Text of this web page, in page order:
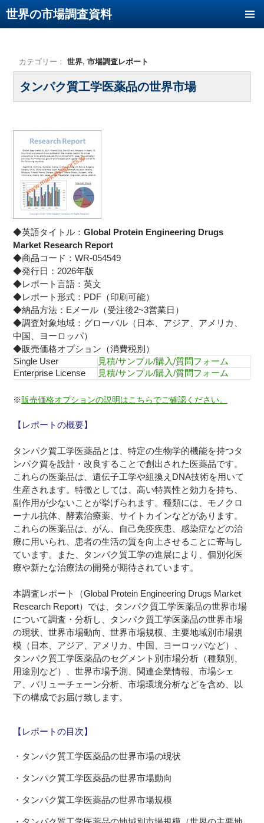
世界の市場調査資料
カテゴリー： 世界, 市場調査レポート
タンパク質工学医薬品の世界市場
◆英語タイトル： Global Protein Engineering Drugs
Market Research Report
◆商品コード：WR-054549
◆発行日：2026年版
◆レポート言語：英文
◆レポート形式：PDF（印刷可能）
◆納品方法：Eメール（受注後2~3営業日）
◆調査対象地域：グローバル（日本、アジア、アメリカ、
中国、ヨーロッパ）
◆販売価格オプション（消費税別）
Single User
見積/サンプル/購入/質問フォーム
Enterprise License
見積/サンプル/購入/質問フォーム
※販売価格オプションの説明はこちらでご確認ください。
【レポートの概要】
タンパク質工学医薬品とは、特定の生物学的機能を持つタ
ンパク質を設計・改良することで創出された医薬品です。
これらの医薬品は、遺伝子工学や組換えDNA技術を用いて
生産されます。特徴としては、高い特異性と効力を持ち、
副作用が少ないことが挙げられます。種類には、モノクロ
ーナル抗体、酵素治療薬、サイトカインなどがあります。
これらの医薬品は、がん、自己免疫疾患、感染症などの治
療に用いられ、患者の生活の質を向上させることに寄与し
ています。また、タンパク質工学の進展により、個別化医
療や新たな治療法の開発が期待されています。
本調査レポート（Global Protein Engineering Drugs Market
Research Report）では、タンパク質工学医薬品の世界市場
について調査・分析し、タンパク質工学医薬品の世界市場
の現状、世界市場動向、世界市場規模、主要地域別市場規
模（日本、アジア、アメリカ、中国、ヨーロッパなど）、
タンパク質工学医薬品のセグメント別市場分析（種類別、
用途別など）、世界市場予測、関連企業情報、市場シェ
ア、バリューチェーン分析、市場環境分析などを含め、以
下の構成でお届け致します。
【レポートの目次】
・タンパク質工学医薬品の世界市場の現状
・タンパク質工学医薬品の世界市場動向
・タンパク質工学医薬品の世界市場規模